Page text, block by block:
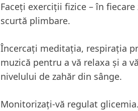
Faceți exerciții fizice – în
scurtă plimbare.
Încercați meditația, respirația
muzică pentru a vă relaxa și a
nivelului de zahăr din sânge.
Monitorizați-vă regulat